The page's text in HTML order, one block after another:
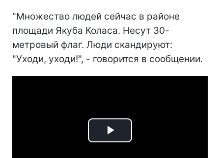
"Множество людей сейчас в районе
площади Якуба Коласа. Несут 30-
метровый флаг. Люди скандируют:
"Уходи, уходи!", - говорится в сообщении.
Play